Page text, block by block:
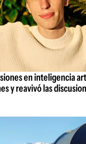
en inteligencia
y reavivó las